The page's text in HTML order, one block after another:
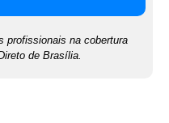
profissionais na cobertura
de Brasília.